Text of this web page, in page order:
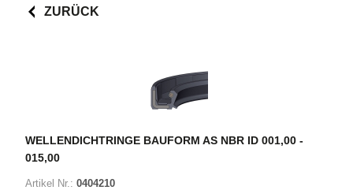
ZURÜCK
WELLENDICHTRINGE BAUFORM AS NBR ID 001,00 -
015,00
Artikel Nr.: 0404210